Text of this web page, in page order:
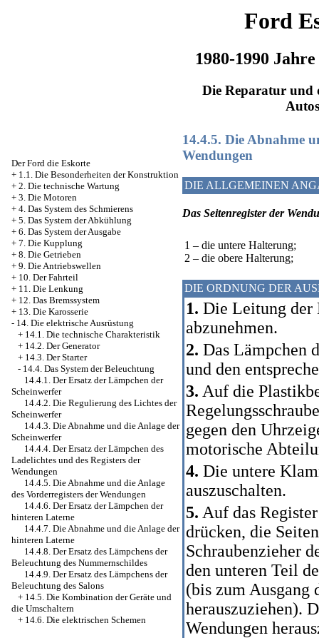
Ford
1980-1990
Die Reparatur und
Autos
Der Ford die Eskorte
+ 1.1. Die Besonderheiten der Konstruktion
+ 2. Die technische Wartung
+ 3. Die Motoren
+ 4. Das System des Schmierens
+ 5. Das System der Abkühlung
+ 6. Das System der Ausgabe
+ 7. Die Kupplung
+ 8. Die Getrieben
+ 9. Die Antriebswellen
+ 10. Der Fahrteil
+ 11. Die Lenkung
+ 12. Das Bremssystem
+ 13. Die Karosserie
- 14. Die elektrische Ausrüstung
+ 14.1. Die technische Charakteristik
+ 14.2. Der Generator
+ 14.3. Der Starter
- 14.4. Das System der Beleuchtung
14.4.1. Der Ersatz der Lämpchen der
Scheinwerfer
14.4.2. Die Regulierung des Lichtes der
Scheinwerfer
14.4.3. Die Abnahme und die Anlage der
Scheinwerfer
14.4.4. Der Ersatz der Lämpchen des
Ladelichtes und des Registers der
Wendungen
14.4.5. Die Abnahme und die Anlage
des Vorderregisters der Wendungen
14.4.6. Der Ersatz der Lämpchen der
hinteren Laterne
14.4.7. Die Abnahme und die Anlage der
hinteren Laterne
14.4.8. Der Ersatz des Lämpchens der
Beleuchtung des Nummernschildes
14.4.9. Der Ersatz des Lämpchens der
Beleuchtung des Salons
+ 14.5. Die Kombination der Geräte und
die Umschaltern
+ 14.6. Die elektrischen Schemen
14.4.5. Die Abnahme
Wendungen
DIE ALLGEMEINEN
Das Seitenregister der
1 – die untere Halterung;
2 – die obere Halterung;
DIE ORDNUNG DER
1. Die Leitung der
abzunehmen.
2. Das Lämpchen
und den
3. Auf die
gegen den
motorische
4. Die untere
auszuschalten.
5. Auf das
drücken, die
Schraubenzieher
den unteren Teil
(bis zum Ausgang
herauszuziehen).
Wendungen